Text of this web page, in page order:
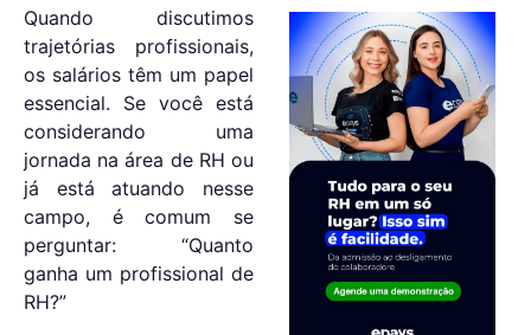
Quando discutimos
trajetórias profissionais,
os salários têm um papel
essencial. Se você está
considerando uma
jornada na área de RH ou
já está atuando nesse
campo, é comum se
perguntar: “Quanto
ganha um profissional de
RH?”